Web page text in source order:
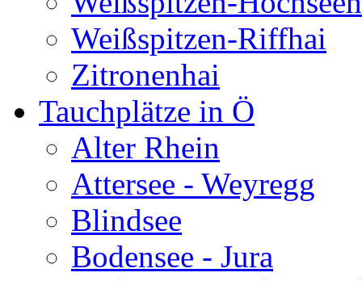
Weißspitzen-Riffhai
Zitronenhai
Tauchplätze in Ö
Alter Rhein
Attersee - Weyregg
Blindsee
Bodensee - Jura